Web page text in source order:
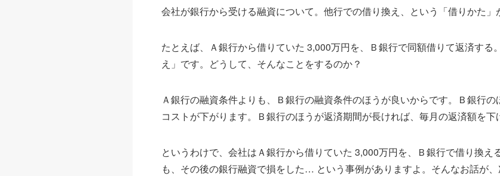
会社が銀行から受ける融資について。他行での借り換え、という「借りかた」
たとえば、Ａ銀行から借りていた 3,000万円を、Ｂ銀行で同額借りて返済する
え」です。どうして、そんなことをするのか？
Ａ銀行の融資条件よりも、Ｂ銀行の融資条件のほうが良いからです。Ｂ銀行
コストが下がります。Ｂ銀行のほうが返済期間が長ければ、毎月の返済額を下
というわけで、会社はＡ銀行から借りていた 3,000万円を、Ｂ銀行で借り換え
も、その後の銀行融資で損をした… という事例がありますよ。そんなお話が